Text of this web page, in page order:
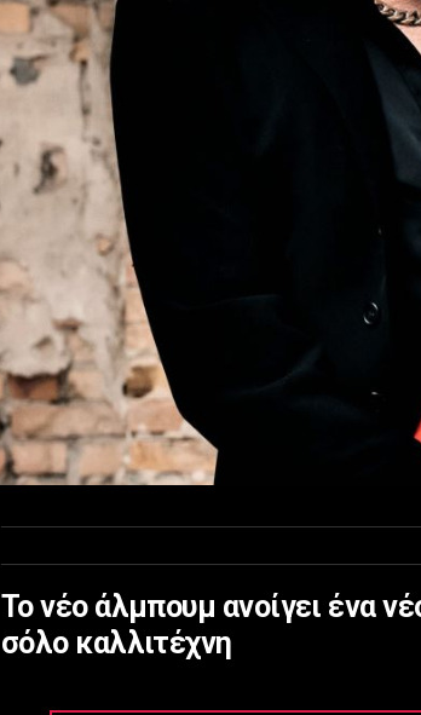
Το νέο άλμπουμ ανοίγει ένα
σόλο καλλιτέχνη